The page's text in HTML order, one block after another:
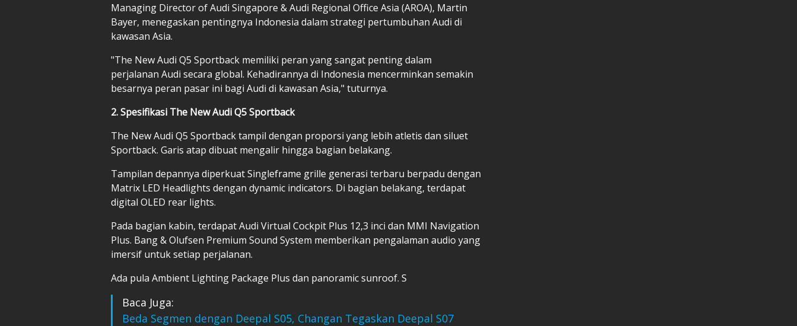
Managing Director of Audi Singapore & Audi Regional Office Asia (AROA), Martin
Bayer, menegaskan pentingnya Indonesia dalam strategi pertumbuhan Audi di
kawasan Asia.
"The New Audi Q5 Sportback memiliki peran yang sangat penting dalam
perjalanan Audi secara global. Kehadirannya di Indonesia mencerminkan semakin
besarnya peran pasar ini bagi Audi di kawasan Asia," tuturnya.
2. Spesifikasi The New Audi Q5 Sportback
The New Audi Q5 Sportback tampil dengan proporsi yang lebih atletis dan siluet
Sportback. Garis atap dibuat mengalir hingga bagian belakang.
Tampilan depannya diperkuat Singleframe grille generasi terbaru berpadu dengan
Matrix LED Headlights dengan dynamic indicators. Di bagian belakang, terdapat
digital OLED rear lights.
Pada bagian kabin, terdapat Audi Virtual Cockpit Plus 12,3 inci dan MMI Navigation
Plus. Bang & Olufsen Premium Sound System memberikan pengalaman audio yang
imersif untuk setiap perjalanan.
Ada pula Ambient Lighting Package Plus dan panoramic sunroof. S
Baca Juga:
Beda Segmen dengan Deepal S05, Changan Tegaskan Deepal S07